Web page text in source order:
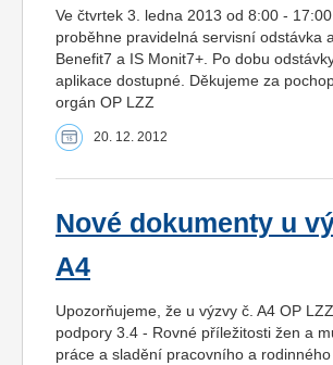
Ve čtvrtek 3. ledna 2013 od 8:00 -
proběhne pravidelná servisní odstávka
Benefit7 a IS Monit7+. Po dobu
aplikace dostupné. Děkujeme za
orgán OP LZZ
20. 12. 2012
Nové dokumenty u
A4
Upozorňujeme, že u výzvy č. A4 OP
podpory 3.4 - Rovné příležitosti žen a
práce a sladění pracovního a rodinného